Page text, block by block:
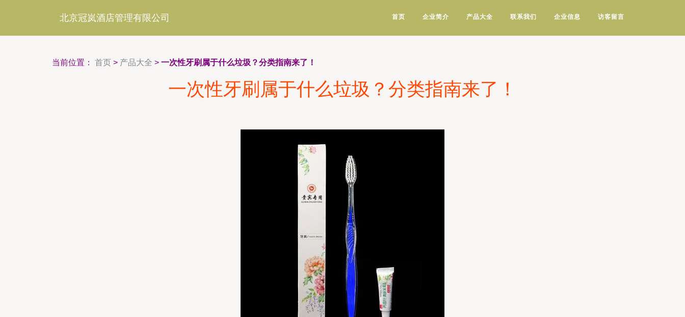
北京冠岚酒店管理有限公司 首页 企业简介 产品大全 联系我们 企业信息 访客留言
当前位置： 首页 > 产品大全 > 一次性牙刷属于什么垃圾？分类指南来了！
一次性牙刷属于什么垃圾？分类指南来了！